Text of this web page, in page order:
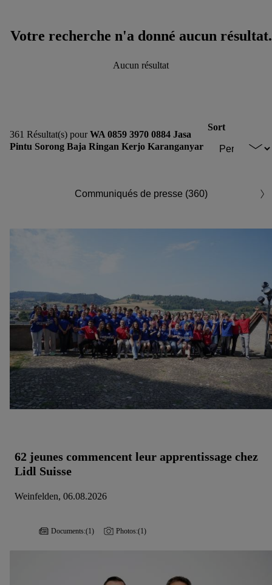
Votre recherche n'a donné aucun résultat.
Aucun résultat
361 Résultat(s) pour WA 0859 3970 0884 Jasa
Pintu Sorong Baja Ringan Kerjo Karanganyar
Sort
Communiqués de presse (360)
62 jeunes commencent leur apprentissage chez
Lidl Suisse
Weinfelden, 06.08.2026
Documents:(1) Photos:(1)